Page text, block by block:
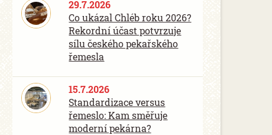
29.7.2026
Co ukázal Chléb roku 2026?
Rekordní účast potvrzuje
sílu českého pekařského
řemesla
15.7.2026
Standardizace versus
řemeslo: Kam směřuje
moderní pekárna?